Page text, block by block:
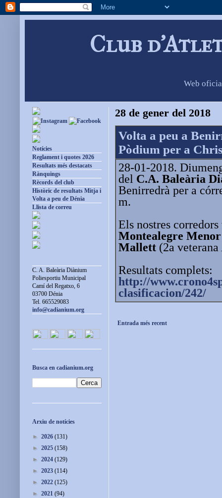
Club
Web
28 de gener del 2018
Volta a peu a
Pòdium per a
28-01-2018.
del C.A. Baleària
Benirredrà per a
m.
Els nostres
Montealegre Menor
Mallett (2a
Resultats complets:
http://
clasificacion/242/
Entrada més recent
Notícies
Reglament i quotes 2026
Resultats més destacats
Rànquings
Rècords del club
Històric de resultats Mitja i
Volta a peu de Dénia
Llista de correu
C. A. Baleària Diànium
Poliesportiu Municipal
Camí del Regatxo, 6
03700 Dénia
Tel. 665529083
info@cadianium.org
Busca en cadianium.org
Arxiu de notícies
► 2026 (131)
► 2025 (158)
► 2024 (129)
► 2023 (114)
► 2022 (125)
► 2021 (94)